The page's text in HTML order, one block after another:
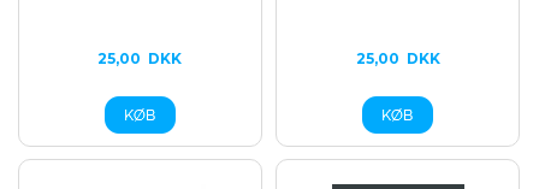
25,00 DKK 25,00 DKK